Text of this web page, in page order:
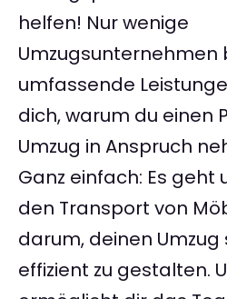
helfen! Nur wenige
Umzugsunternehmen
umfassende
dich, warum du einen
Umzug in Anspruch
Ganz einfach: Es geht
den Transport von
darum, deinen
effizient zu gestalten.